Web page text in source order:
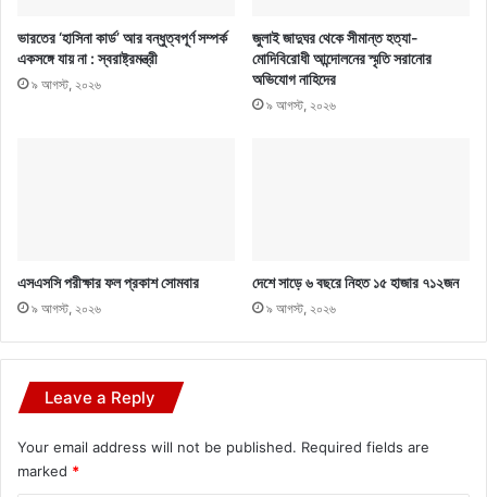
ভারতের ‘হাসিনা কার্ড’ আর বন্ধুত্বপূর্ণ সম্পর্ক
একসঙ্গে যায় না : স্বরাষ্ট্রমন্ত্রী
৯ আগস্ট, ২০২৬
জুলাই জাদুঘর থেকে সীমান্ত হত্যা-
মোদিবিরোধী আন্দোলনের স্মৃতি সরানোর
অভিযোগ নাহিদের
৯ আগস্ট, ২০২৬
এসএসসি পরীক্ষার ফল প্রকাশ সোমবার
৯ আগস্ট, ২০২৬
দেশে সাড়ে ৬ বছরে নিহত ১৫ হাজার ৭১২জন
৯ আগস্ট, ২০২৬
Leave a Reply
Your email address will not be published. Required fields are
marked *